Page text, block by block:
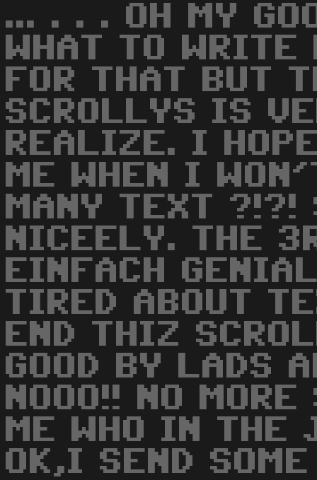
... . . . OH MY
WHAT TO
FOR THAT BUT
SCROLLYS IS
REALIZE. I
ME WHEN I
MANY TEXT ?!?!
NICEELY. THE
EINFACH
TIRED ABOUT
END THIZ
GOOD BY LADS
NOOO!! NO
ME WHO IN THE
OK,I SEND